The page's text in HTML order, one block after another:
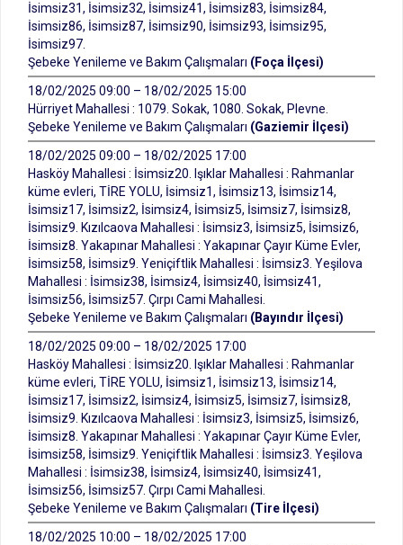
İsimsiz31, İsimsiz32, İsimsiz41, İsimsiz83, İsimsiz84,
İsimsiz86, İsimsiz87, İsimsiz90, İsimsiz93, İsimsiz95,
İsimsiz97.
Şebeke Yenileme ve Bakım Çalışmaları (Foça İlçesi)
18/02/2025 09:00 – 18/02/2025 15:00
Hürriyet Mahallesi : 1079. Sokak, 1080. Sokak, Plevne.
Şebeke Yenileme ve Bakım Çalışmaları (Gaziemir İlçesi)
18/02/2025 09:00 – 18/02/2025 17:00
Hasköy Mahallesi : İsimsiz20. Işıklar Mahallesi : Rahmanlar
küme evleri, TİRE YOLU, İsimsiz1, İsimsiz13, İsimsiz14,
İsimsiz17, İsimsiz2, İsimsiz4, İsimsiz5, İsimsiz7, İsimsiz8,
İsimsiz9. Kızılcaova Mahallesi : İsimsiz3, İsimsiz5, İsimsiz6,
İsimsiz8. Yakapınar Mahallesi : Yakapınar Çayır Küme Evler,
İsimsiz58, İsimsiz9. Yeniçiftlik Mahallesi : İsimsiz3. Yeşilova
Mahallesi : İsimsiz38, İsimsiz4, İsimsiz40, İsimsiz41,
İsimsiz56, İsimsiz57. Çırpı Cami Mahallesi.
Şebeke Yenileme ve Bakım Çalışmaları (Bayındır İlçesi)
18/02/2025 09:00 – 18/02/2025 17:00
Hasköy Mahallesi : İsimsiz20. Işıklar Mahallesi : Rahmanlar
küme evleri, TİRE YOLU, İsimsiz1, İsimsiz13, İsimsiz14,
İsimsiz17, İsimsiz2, İsimsiz4, İsimsiz5, İsimsiz7, İsimsiz8,
İsimsiz9. Kızılcaova Mahallesi : İsimsiz3, İsimsiz5, İsimsiz6,
İsimsiz8. Yakapınar Mahallesi : Yakapınar Çayır Küme Evler,
İsimsiz58, İsimsiz9. Yeniçiftlik Mahallesi : İsimsiz3. Yeşilova
Mahallesi : İsimsiz38, İsimsiz4, İsimsiz40, İsimsiz41,
İsimsiz56, İsimsiz57. Çırpı Cami Mahallesi.
Şebeke Yenileme ve Bakım Çalışmaları (Tire İlçesi)
18/02/2025 10:00 – 18/02/2025 17:00